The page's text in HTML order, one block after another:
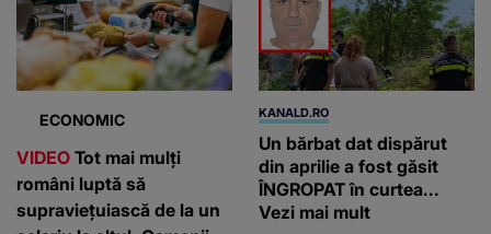
ECONOMIC
VIDEO Tot mai mulți
români luptă să
supraviețuiască de la un
KANALD.RO
Un bărbat dat dispărut
din aprilie a fost găsit
ÎNGROPAT în curtea...
Vezi mai mult